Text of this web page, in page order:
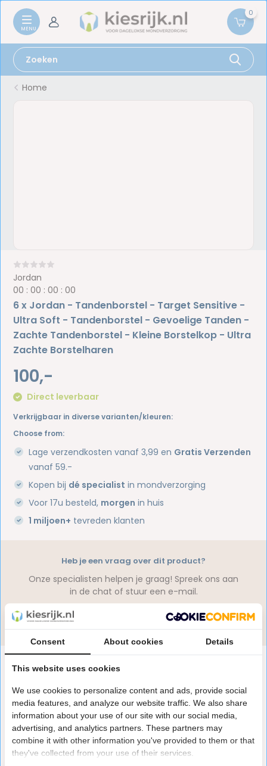
0
Home
Jordan
00 :00 :00 :00
6 x Jordan - Tandenborstel - Target Sensitive -
Ultra Soft - Tandenborstel - Gevoelige Tanden -
Zachte Tandenborstel - Kleine Borstelkop - Ultra
Zachte Borstelharen
100,-
Direct leverbaar
Verkrijgbaar in diverse varianten/kleuren:
Choose from:
Lage verzendkosten vanaf 3,99 en Gratis Verzenden
vanaf 59.-
Kopen bij dé specialist in mondverzorging
Voor 17u besteld, morgen in huis
1 miljoen+ tevreden klanten
Productomschrijving
Reviews
Heb je een vraag over dit product?
Onze specialisten helpen je graag! Spreek ons aan
in de chat of stuur een e-mail.
Laatst bekeken producten
Consent About cookies Details
This website uses cookies
We use cookies to personalize content and ads, provide social
media features, and analyze our website traffic. We also share
information about your use of our site with our social media,
advertising, and analytics partners. These partners may
combine it with other information you've provided to them or that
they've collected from your use of their services.